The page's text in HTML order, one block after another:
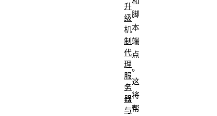
脚
本
端
点
。
这
将
帮
升
级
机
制
代
理
服
务
器
与